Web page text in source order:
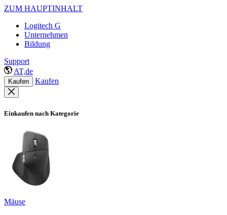
ZUM HAUPTINHALT
Logitech G
Unternehmen
Bildung
Support
AT,de
Kaufen Kaufen
Einkaufen nach Kategorie
Mäuse